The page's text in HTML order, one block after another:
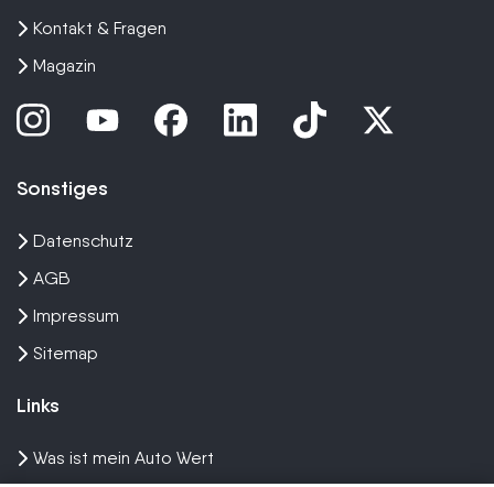
Kontakt & Fragen
Magazin
Sonstiges
Datenschutz
AGB
Impressum
Sitemap
Links
Was ist mein Auto Wert